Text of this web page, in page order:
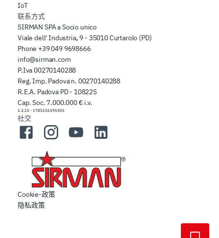
IoT
联系方式
SIRMAN SPA a Socio unico
Viale dell' Industria, 9 - 35010 Curtarolo (PD)
Phone +39 049 9698666
info@sirman.com
P.Iva 00270140288
Reg. Imp. Padova n. 00270140288
R.E.A. Padova PD - 108225
Cap. Soc. 7.000.000 € i.v.
1.3.15 - 1785156595305
社交
FacebookInstagramYouTubeLinkedIn
Cookie-政策
隐私政策